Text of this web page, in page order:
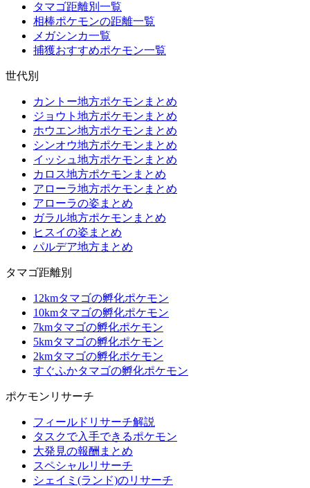
タマゴ距離別一覧
相棒ポケモンの距離一覧
メガシンカ一覧
捕獲おすすめポケモン一覧
世代別
カントー地方ポケモンまとめ
ジョウト地方ポケモンまとめ
ホウエン地方ポケモンまとめ
シンオウ地方ポケモンまとめ
イッシュ地方ポケモンまとめ
カロス地方ポケモンまとめ
アローラ地方ポケモンまとめ
アローラの姿まとめ
ガラル地方ポケモンまとめ
ヒスイの姿まとめ
パルデア地方まとめ
タマゴ距離別
12kmタマゴの孵化ポケモン
10kmタマゴの孵化ポケモン
7kmタマゴの孵化ポケモン
5kmタマゴの孵化ポケモン
2kmタマゴの孵化ポケモン
すぐふかタマゴの孵化ポケモン
ポケモンリサーチ
フィールドリサーチ解説
タスクで入手できるポケモン
大発見の報酬まとめ
スペシャルリサーチ
シェイミ(ランド)のリサーチ